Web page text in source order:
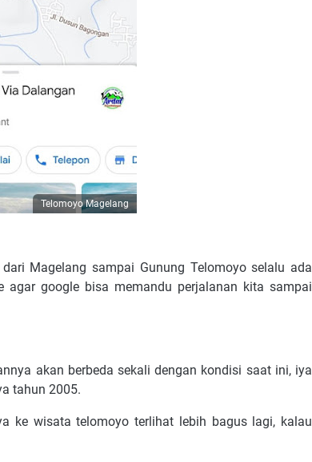
Telomoyo Magelang
Magelang sampai Gunung Telomoyo selalu ada
google bisa memandu perjalanan kita sampai
akan berbeda sekali dengan kondisi saat ini, iya
tahun 2005.
ke wisata telomoyo terlihat lebih bagus lagi, kalau